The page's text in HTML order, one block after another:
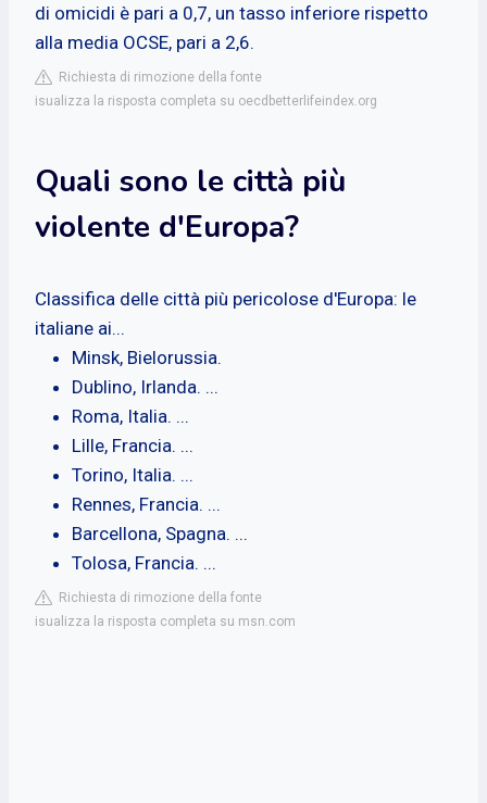
di omicidi è pari a 0,7, un tasso inferiore rispetto
alla media OCSE, pari a 2,6.
Richiesta di rimozione della fonte
isualizza la risposta completa su oecdbetterlifeindex.org
Quali sono le città più
violente d'Europa?
Classifica delle città più pericolose d'Europa: le
italiane ai...
Minsk, Bielorussia.
Dublino, Irlanda. ...
Roma, Italia. ...
Lille, Francia. ...
Torino, Italia. ...
Rennes, Francia. ...
Barcellona, Spagna. ...
Tolosa, Francia. ...
Richiesta di rimozione della fonte
isualizza la risposta completa su msn.com